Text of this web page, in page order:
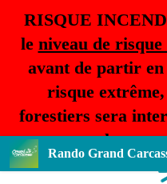
RISQUE
le niveau de
avant de partir en
risque
forestiers sera
plus
Rando Grand